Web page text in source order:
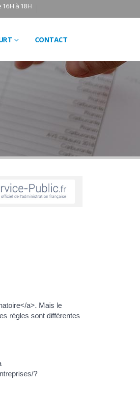
16H à 18H
CONTACT
a>. Mais le
règles sont différentes
?